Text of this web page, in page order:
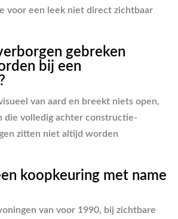
voor een leek niet direct zichtbaar
gebreken
bij een
van aard en breekt niets open,
die volledig achter constructie-
zitten niet altijd worden
koopkeuring met name
van voor 1990, bij zichtbare